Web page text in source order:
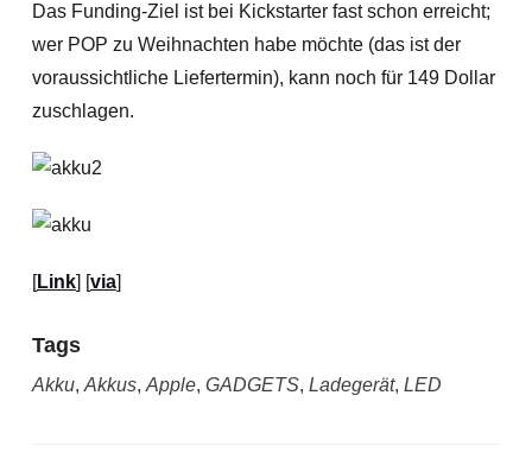
Das Funding-Ziel ist bei Kickstarter fast schon erreicht;
wer POP zu Weihnachten habe möchte (das ist der
voraussichtliche Liefertermin), kann noch für 149 Dollar
zuschlagen.
[Link] [via]
Tags
Akku, Akkus, Apple, GADGETS, Ladegerät, LED